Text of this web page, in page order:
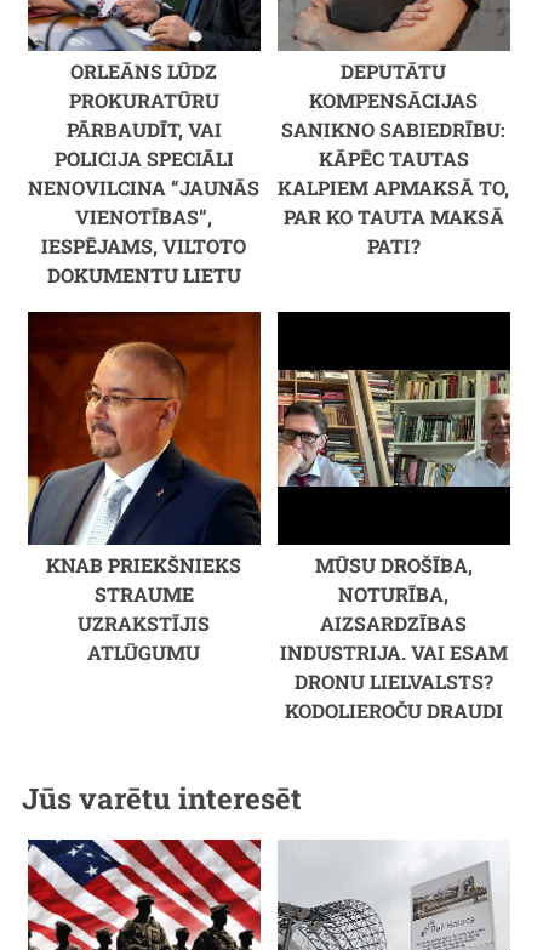
ORLEĀNS LŪDZ
PROKURATŪRU
PĀRBAUDĪT, VAI
POLICIJA SPECIĀLI
NENOVILCINA “JAUNĀS
VIENOTĪBAS”,
IESPĒJAMS, VILTOTO
DOKUMENTU LIETU
DEPUTĀTU
KOMPENSĀCIJAS
SANIKNO SABIEDRĪBU:
KĀPĒC TAUTAS
KALPIEM APMAKSĀ TO,
PAR KO TAUTA MAKSĀ
PATI?
KNAB PRIEKŠNIEKS
STRAUME
UZRAKSTĪJIS
ATLŪGUMU
MŪSU DROŠĪBA,
NOTURĪBA,
AIZSARDZĪBAS
INDUSTRIJA. VAI ESAM
DRONU LIELVALSTS?
KODOLIEROČU DRAUDI
Jūs varētu interesēt